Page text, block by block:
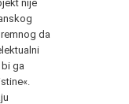
nije
da
ga